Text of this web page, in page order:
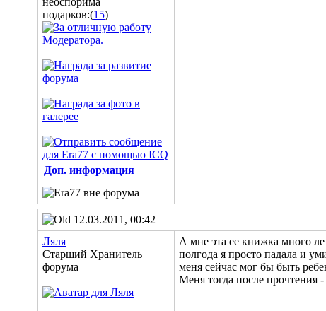
подарков:(15)
Доп. информация
12.03.2011, 00:42
Ляля
Старший Хранитель
форума
А мне эта ее книжка много
полгода я просто падала и
меня сейчас мог бы быть
Меня тогда после прочтения